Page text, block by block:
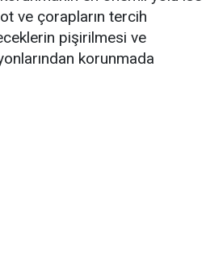
ve çorapların tercih
pişirilmesi ve
korunmada